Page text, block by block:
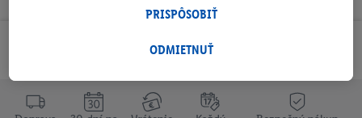
Odoberaj Newsletter!
aj údaje z vášho nákupného správania v obchode.
následne si vytvoríte účet Lidl Plus alebo sa prihlásite do svojho
ktorú tam uvediete, aby sme vás mohli rozpoznať v službách
ODMIETNUŤ
PRISPÔSOBIŤ